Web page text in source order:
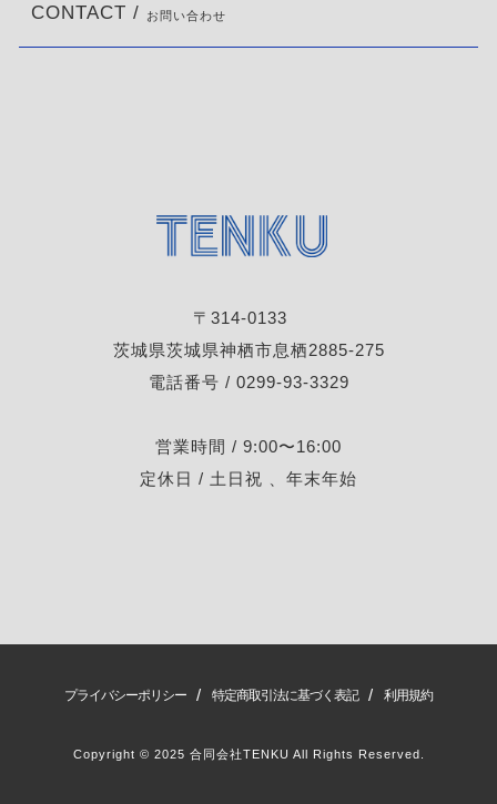
〒314-0133
茨城県茨城県神栖市息栖2885-275
電話番号 / 0299-93-3329
営業時間 / 9:00〜16:00
定休日 / 土日祝 、年末年始
CONTACT / お問い合わせ
プライバシーポリシー / 特定商取引法に基づく表記 / 利用規約
Copyright © 2025 合同会社TENKU All Rights Reserved.